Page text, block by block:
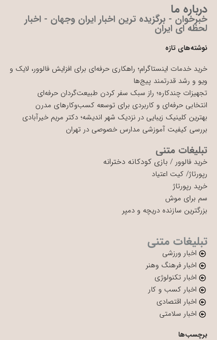
درباره ما
خبرخوان - برگزیده ترین اخبار ایران وجهان - اخبار
لحظه ای ایران
نوشته‌های تازه
خرید خدمات اینستاگرام؛ راهکاری حرفه‌ای برای افزایش فالوور، لایک و
ویو و رشد قدرتمند پیج‌ها
تجهیزات چندکاره؛ راز سبک سفر کردن طبیعت‌گردان حرفه‌ای
انتخابی حرفه‌ای و کاربردی برای توسعه کسب‌وکارهای مدرن
بهترین کلینیک زیبایی در نزدیک شهر اندیشه؛ دکتر مریم خیرآبادی
بررسی کیفیت آموزشی مدارس خصوصی در تهران
تبلیغات متنی
خرید فالوور / بازی کودکانه دخترانه
رپورتاژ/ کیت اعتیاد
خرید رپورتاژ
سم برای موش
بزرگترین سازنده دریچه و دمپر
تبلیغات متنی
اخبار ورزشی
اخبار فرهنگ وهنر
اخبار تکنولوژی
اخبار کسب و کار
اخبار اقتصادی
اخبار سلامتی
برچسب‌ها